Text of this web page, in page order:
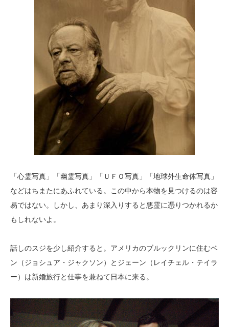
「心霊写真」「幽霊写真」「ＵＦＯ写真」「地球外生命体写真」
などはちまたにあふれている。この中から本物を見つけるのは容
易ではない。しかし、あまり深入りすると悪霊に憑りつかれるか
もしれないよ。
話しのスジを少し紹介すると。アメリカのブルックリンに住むベ
ン（ジョシュア・ジャクソン）とジェーン（レイチェル・テイラ
ー）は新婚旅行と仕事を兼ねて日本に来る。